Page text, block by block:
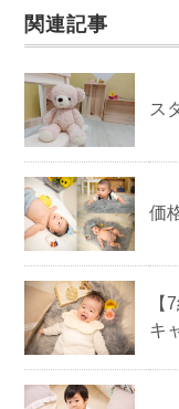
関連記事
ス
価
キ